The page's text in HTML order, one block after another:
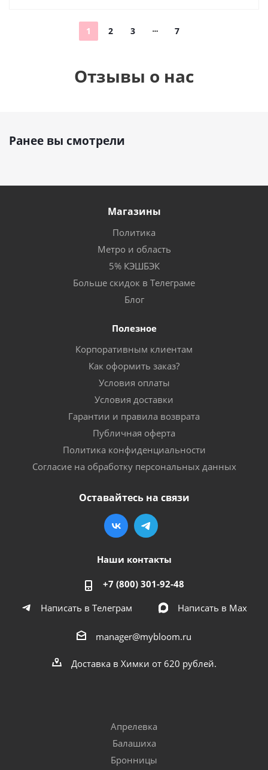
1 2 3 7
Отзывы о нас
Ранее вы смотрели
Магазины
Политика
Метро и область
5% КЭШБЭК
Больше скидок в Телеграме
Блог
Полезное
Корпоративным клиентам
Как оформить заказ?
Условия оплаты
Условия доставки
Гарантии и правила возврата
Публичная оферта
Политика конфиденциальности
Согласие на обработку персональных данных
Оставайтесь на связи
Наши контакты
+7 (800) 301-92-48
Написать в Телеграм
Написать в Мах
manager@mybloom.ru
Доставка в Химки от 620 рублей.
Апрелевка
Балашиха
Бронницы